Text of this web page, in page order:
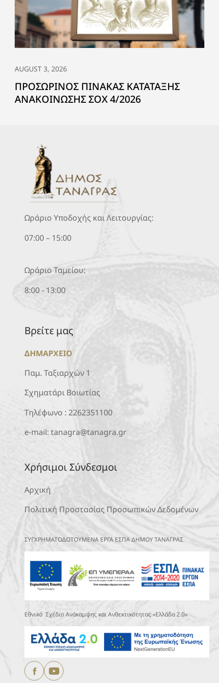
AUGUST 3, 2026
ΠΡΟΣΩΡΙΝΟΣ ΠΙΝΑΚΑΣ ΚΑΤΑΤΑΞΗΣ
ΑΝΑΚΟΙΝΩΣΗΣ ΣΟΧ 4/2026
Ωράριο Υποδοχής και Λειτουργίας:
07:00 – 15:00
Ωράριο Ταμείου:
8:00 - 13:00
Βρείτε μας
ΔΗΜΑΡΧΕΙΟ
Παμ. Ταξιαρχών 1
Σχηματάρι Βοιωτίας
Τηλέφωνο : 2262351100
e-mail: tanagra@tanagra.gr
Χρήσιμοι Σύνδεσμοι
Αρχική
Πολιτική Προστασίας Προσωπικών Δεδομένων
ΣΥΓΧΡΗΜΑΤΟΔΟΤΟΥΜΕΝΑ ΕΡΓΑ ΕΣΠΑ ΔΗΜΟΥ ΤΑΝΑΓΡΑΣ
Εθνικό Σχέδιο Ανάκαμψης και Ανθεκτικότητας «Ελλάδα 2.0»